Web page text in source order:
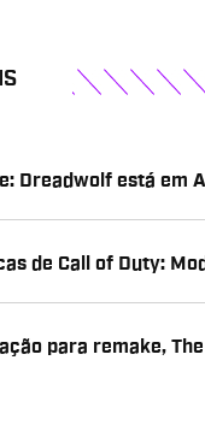
Dreadwolf está em
de Call of Duty:
para remake,